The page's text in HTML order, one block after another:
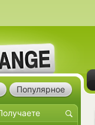
Популярное